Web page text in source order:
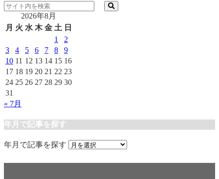
2026年8月
月 火 水 木 金 土 日
1
2
3
4 5 6 7 8
9
10 11 12 13 14 15 16
17 18 19 20 21 22 23
24 25 26 27 28 29 30
31
« 7月
年月で記事を探す
年月で記事を探す